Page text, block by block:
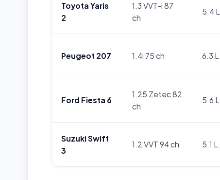
Toyota Yaris
2
1.3 VVT-i 87
ch
5.4
Peugeot 207 1.4i 75 ch 6.3
Ford Fiesta 6
1.25 Zetec 82
ch
5.6
Suzuki Swift
3
1.2 VVT 94 ch 5.1